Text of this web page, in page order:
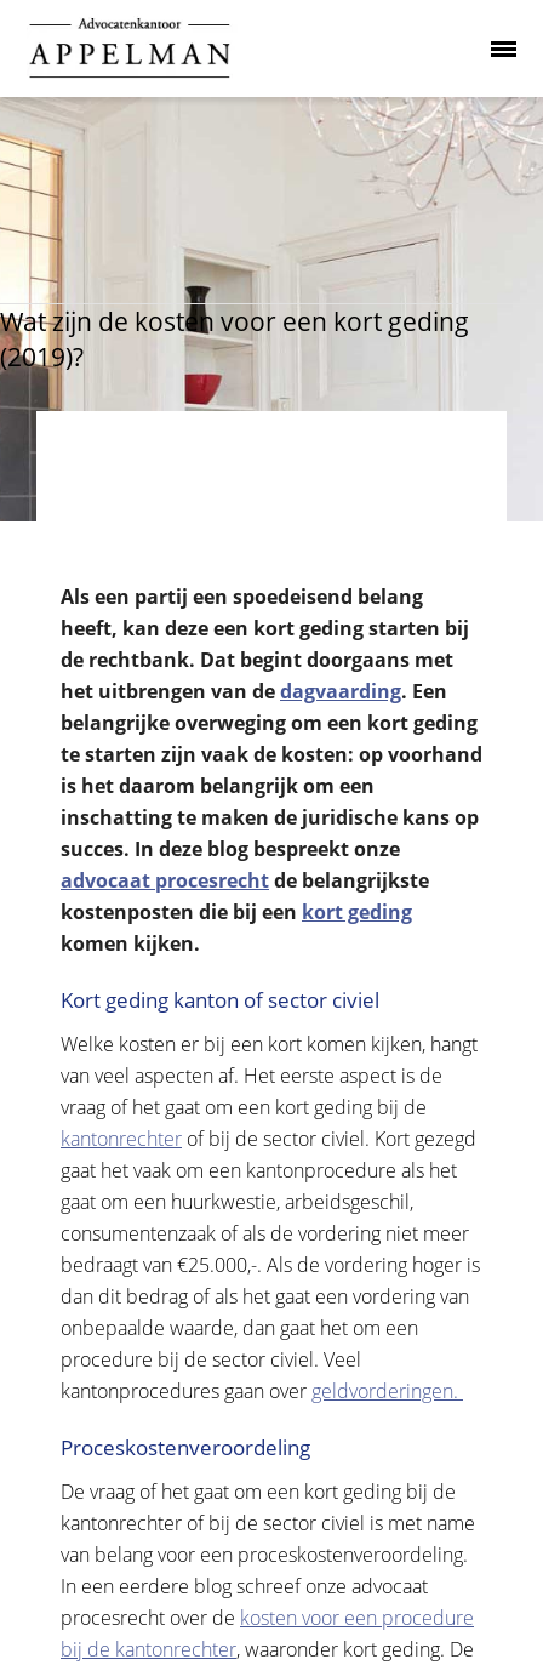
Wat zijn de kosten voor een kort geding
(2019)?
Als een partij een spoedeisend belang
heeft, kan deze een kort geding starten bij
de rechtbank. Dat begint doorgaans met
het uitbrengen van dedagvaarding. Een
belangrijke overweging om een kort geding
te starten zijn vaak de kosten: op voorhand
is het daarom belangrijk om een
inschatting te maken de juridische kans op
succes. In deze blog bespreekt onze
advocaat procesrechtde belangrijkste
kostenposten die bij een kort geding
komen kijken.
Kort geding kanton of sector civiel
Welke kosten er bij een kort komen kijken, hangt
van veel aspecten af. Het eerste aspect is de
vraag of het gaat om een kort geding bij de
kantonrechter of bij de sector civiel. Kort gezegd
gaat het vaak om een kantonprocedure als het
gaat om een huurkwestie, arbeidsgeschil,
consumentenzaak of als de vordering niet meer
bedraagt van €25.000,-. Als de vordering hoger is
dan dit bedrag of als het gaat een vordering van
onbepaalde waarde, dan gaat het om een
procedure bij de sector civiel. Veel
kantonprocedures gaan over geldvorderingen.
Proceskostenveroordeling
De vraag of het gaat om een kort geding bij de
kantonrechter of bij de sector civiel is met name
van belang voor een proceskostenveroordeling.
In een eerdere blog schreef onze advocaat
procesrecht over de kosten voor een procedure
bij de kantonrechter, waaronder kort geding. De